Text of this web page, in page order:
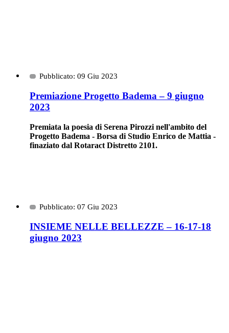
Pubblicato: 09 Giu 2023
Premiazione Progetto Badema – 9 giugno
2023
Premiata la poesia di Serena Pirozzi nell'ambito del
Progetto Badema - Borsa di Studio Enrico de Mattia -
finaziato dal Rotaract Distretto 2101.
Pubblicato: 07 Giu 2023
INSIEME NELLE BELLEZZE – 16-17-18
giugno 2023